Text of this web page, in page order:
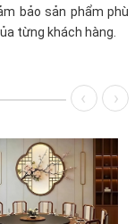
bảo sản phẩm phù
từng khách hàng.